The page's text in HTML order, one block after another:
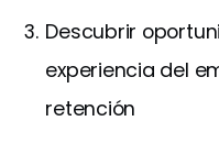
Descubrir
experiencia del
retención